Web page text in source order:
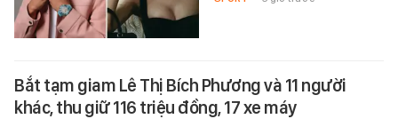
Bắt tạm giam Lê Thị Bích Phương và 11 người
khác, thu giữ 116 triệu đồng, 17 xe máy